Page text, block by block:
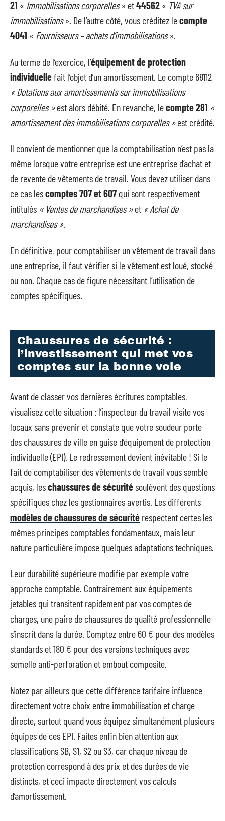
21 « Immobilisations corporelles» et44562 « TVA sur
immobilisations». De l’autre côté, vous créditez lecompte
4041 « Fournisseurs – achats d’immobilisations».
Au terme de l’exercice, l’équipement de protection
individuellefait l’objet d’un amortissement. Le compte 68112
« Dotations aux amortissements sur immobilisations
corporelles »est alors débité. En revanche, lecompte 281 «
amortissement des immobilisations corporelles »est crédité.
Il convient de mentionner que la comptabilisation n’est pas la
même lorsque votre entreprise est une entreprise d’achat et
de revente de vêtements de travail. Vous devez utiliser dans
ce cas lescomptes 707 et 607 qui sont respectivement
intitulés « Ventes de marchandises »et « Achat de
marchandises ».
En définitive, pour comptabiliser un vêtement de travail dans
une entreprise, il faut vérifier si le vêtement est loué, stocké
ou non. Chaque cas de figure nécessitant l’utilisation de
comptes spécifiques.
Chaussures de sécurité :
l’investissement qui met vos
comptes sur la bonne voie
Avant de classer vos dernières écritures comptables,
visualisez cette situation : l’inspecteur du travail visite vos
locaux sans prévenir et constate que votre soudeur porte
des chaussures de ville en guise d’équipement de protection
individuelle (EPI). Le redressement devient inévitable ! Si le
fait de comptabiliser des vêtements de travail vous semble
acquis, leschaussures de sécuritésoulèvent des questions
spécifiques chez les gestionnaires avertis. Les différents
modèles de chaussures de sécurité respectent certes les
mêmes principes comptables fondamentaux, mais leur
nature particulière impose quelques adaptations techniques.
Leur durabilité supérieure modifie par exemple votre
approche comptable. Contrairement aux équipements
jetables qui transitent rapidement par vos comptes de
charges, une paire de chaussures de qualité professionnelle
s’inscrit dans la durée. Comptez entre 60 € pour des modèles
standards et 180 € pour des versions techniques avec
semelle anti-perforation et embout composite.
Notez par ailleurs que cette différence tarifaire influence
directement votre choix entre immobilisation et charge
directe, surtout quand vous équipez simultanément plusieurs
équipes de ces EPI. Faites enfin bien attention aux
classifications SB, S1, S2 ou S3, car chaque niveau de
protection correspond à des prix et des durées de vie
distincts, et ceci impacte directement vos calculs
d’amortissement.